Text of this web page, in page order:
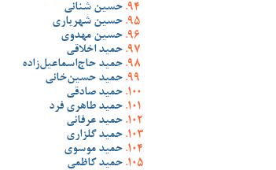
حسین شنانی
حسین شهریاری
حسین مهدوی
حمید اخلاقی
حمید حاج‌اسماعیل‌زاده
حمید حسین‌خانی
حمید صادقی
حمید طاهری فرد
حمید عرفانی
حمید گلزاری
حمید موسوی
حمید کاظمی